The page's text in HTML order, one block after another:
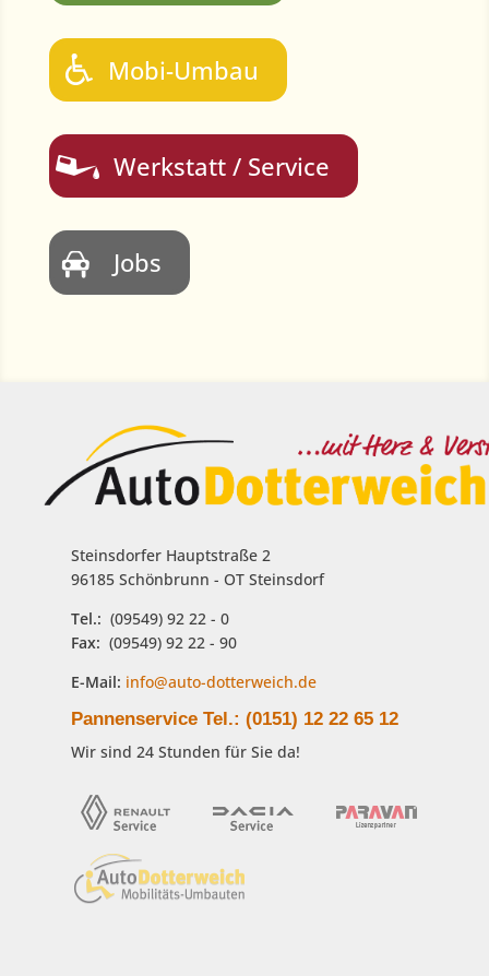
Mobi-Umbau
Werkstatt / Service
Jobs
Steinsdorfer Hauptstraße 2
96185 Schönbrunn - OT Steinsdorf
Tel.: (09549) 92 22 - 0
Fax: (09549) 92 22 - 90
E-Mail: info@auto-dotterweich.de
Pannenservice Tel.: (0151) 12 22 65 12
Wir sind 24 Stunden für Sie da!